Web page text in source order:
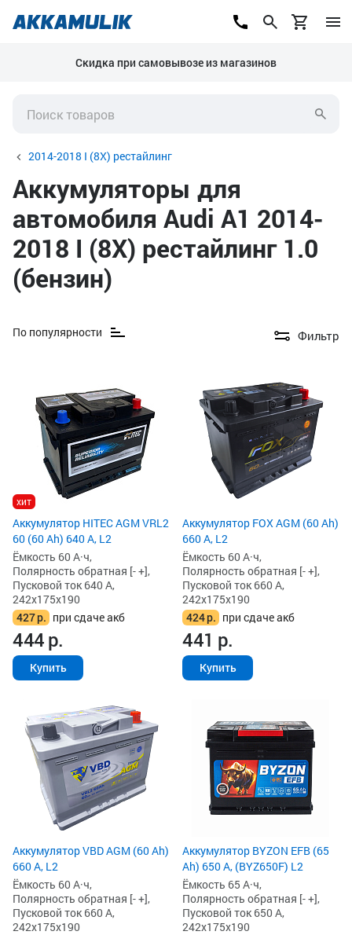
Скидка при самовывозе из магазинов
2014-2018 I (8X) рестайлинг
Аккумуляторы для
автомобиля Audi A1 2014-
2018 I (8X) рестайлинг 1.0
(бензин)
По популярности Фильтр
хит
Аккумулятор HITEC AGM VRL2
60 (60 Ah) 640 А, L2
Ёмкость 60 А·ч,
Полярность обратная [- +],
Пусковой ток 640 А,
242x175x190
427р. при сдаче акб
444р.
Купить
Аккумулятор FOX AGM (60 Ah)
660 А, L2
Ёмкость 60 А·ч,
Полярность обратная [- +],
Пусковой ток 660 А,
242x175x190
424р. при сдаче акб
441 р.
Купить
Аккумулятор VBD AGM (60 Ah)
660 А, L2
Ёмкость 60 А·ч,
Полярность обратная [- +],
Пусковой ток 660 А,
242x175x190
Аккумулятор BYZON EFB (65
Ah) 650 А, (BYZ650F) L2
Ёмкость 65 А·ч,
Полярность обратная [- +],
Пусковой ток 650 А,
242x175x190